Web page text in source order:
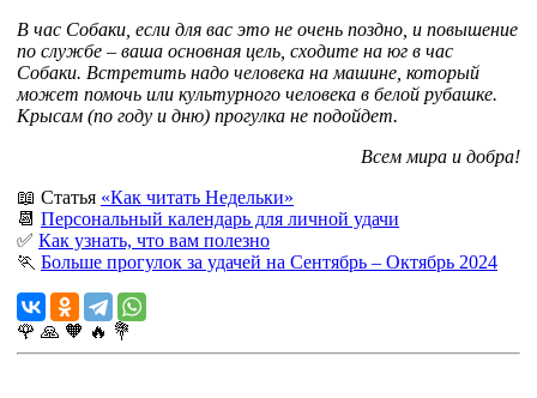
В час Собаки, если для вас это не очень поздно, и повышение
по службе – ваша основная цель, сходите на юг в час
Собаки. Встретить надо человека на машине, который
может помочь или культурного человека в белой рубашке.
Крысам (по году и дню) прогулка не подойдет.
Всем мира и добра!
📖 Статья «Как читать Недельки»
📆 Персональный календарь для личной удачи
✅ Как узнать, что вам полезно
🏃 Больше прогулок за удачей на Сентябрь – Октябрь 2024
🌹 🙏 🧡 🔥 💐